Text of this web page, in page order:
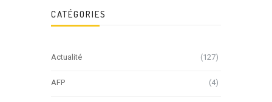
CATÉGORIES
Actualité (127)
AFP (4)